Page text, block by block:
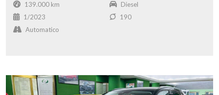
139.000 km
Diesel
1/2023
190
Automatico